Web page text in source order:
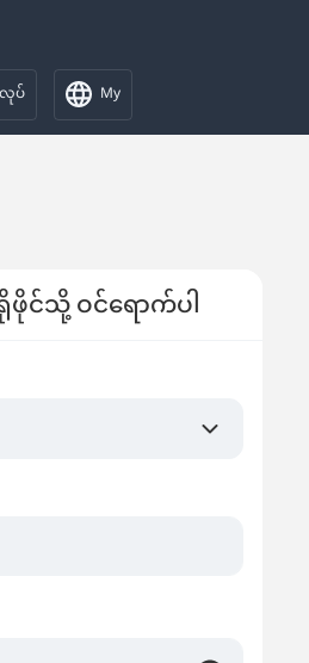
လုပ် My
င်သို့ ဝင်ရောက်ပါ